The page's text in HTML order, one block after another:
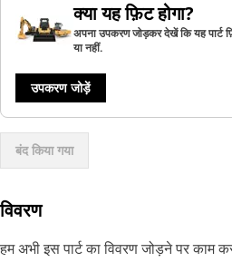
क्या यह फ़िट होगा?
अपना उपकरण जोड़कर देखें कि यह पार्ट
या नहीं.
उपकरण जोड़ें
बंद किया गया
विवरण
हम अभी इस पार्ट का विवरण जोड़ने पर काम